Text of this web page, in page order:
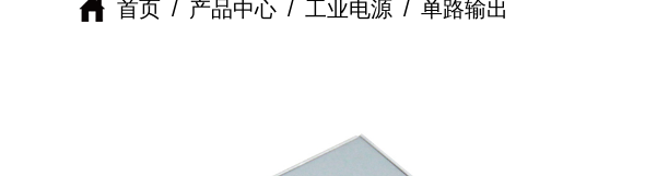
首页 / 产品中心 / 工业电源 / 单路输出